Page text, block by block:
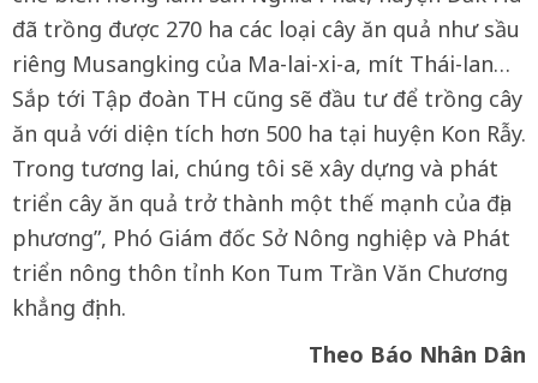
đã trồng được 270 ha các loại cây ăn quả như sầu
riêng Musangking của Ma-lai-xi-a, mít Thái-lan…
Sắp tới Tập đoàn TH cũng sẽ đầu tư để trồng cây
ăn quả với diện tích hơn 500 ha tại huyện Kon Rẫy.
Trong tương lai, chúng tôi sẽ xây dựng và phát
triển cây ăn quả trở thành một thế mạnh của địa
phương”, Phó Giám đốc Sở Nông nghiệp và Phát
triển nông thôn tỉnh Kon Tum Trần Văn Chương
khẳng định.
Theo Báo Nhân Dân